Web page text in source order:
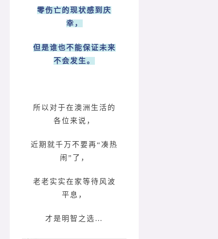
零伤亡的现状感到庆
幸，
但是谁也不能保证未来
不会发生。
所以对于在澳洲生活的
各位来说，
近期就千万不要再“凑热
闹”了，
老老实实在家等待风波
平息，
才是明智之选…